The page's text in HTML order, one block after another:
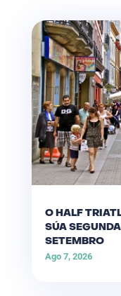
O HALF
SÚA
SETEMBRO
Ago 7, 2026